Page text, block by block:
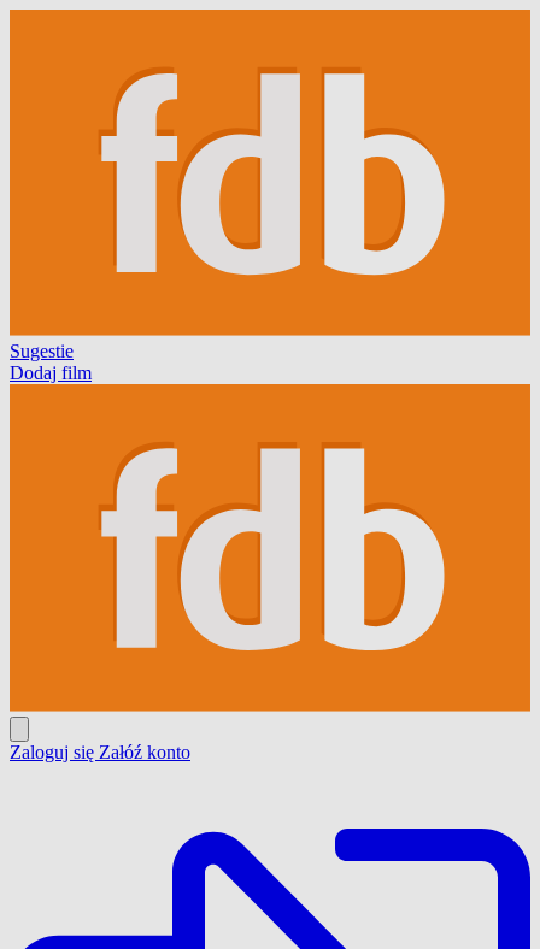
Sugestie
Dodaj film
Zaloguj się Załóź konto